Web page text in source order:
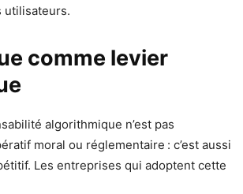
utilisateurs.
comme levier
algorithmique n’est pas
moral ou réglementaire : c’est aussi
Les entreprises qui adoptent cette